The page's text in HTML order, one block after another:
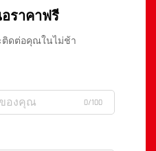
ราคาฟรี
ติดต่อคุณในไม่ช้า
0/100